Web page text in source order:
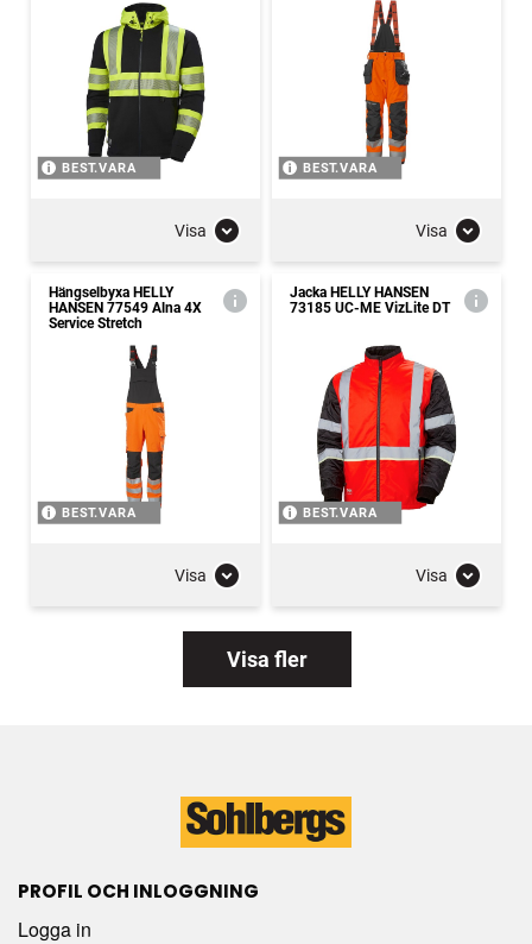
BEST.VARA
Visa
BEST.VARA
Visa
Hängselbyxa HELLY
HANSEN 77549 Alna 4X
Service Stretch
BEST.VARA
Visa
Jacka HELLY HANSEN
73185 UC-ME VizLite DT
BEST.VARA
Visa
Visa fler
PROFIL OCH INLOGGNING
Logga in